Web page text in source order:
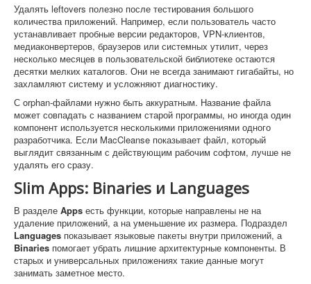
Удалять leftovers полезно после тестирования большого
количества приложений. Например, если пользователь часто
устанавливает пробные версии редакторов, VPN-клиентов,
медиаконвертеров, браузеров или системных утилит, через
несколько месяцев в пользовательской библиотеке остаются
десятки мелких каталогов. Они не всегда занимают гигабайты, но
захламляют систему и усложняют диагностику.
С orphan-файлами нужно быть аккуратным. Название файла
может совпадать с названием старой программы, но иногда один
компонент используется несколькими приложениями одного
разработчика. Если MacCleanse показывает файл, который
выглядит связанным с действующим рабочим софтом, лучше не
удалять его сразу.
Slim Apps: Binaries и Languages
В разделе Apps есть функции, которые направлены не на
удаление приложений, а на уменьшение их размера. Подраздел
Languages показывает языковые пакеты внутри приложений, а
Binaries помогает убрать лишние архитектурные компоненты. В
старых и универсальных приложениях такие данные могут
занимать заметное место.